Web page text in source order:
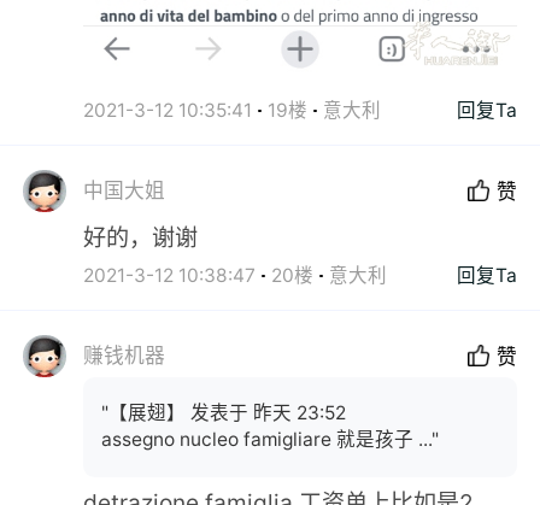
2021-3-12 10:35:41 19楼 意大利 回复Ta
中国大姐 赞
好的，谢谢
2021-3-12 10:38:47 20楼 意大利 回复Ta
赚钱机器 赞
"【展翅】 发表于 昨天 23:52
assegno nucleo famigliare 就是孩子 ..."